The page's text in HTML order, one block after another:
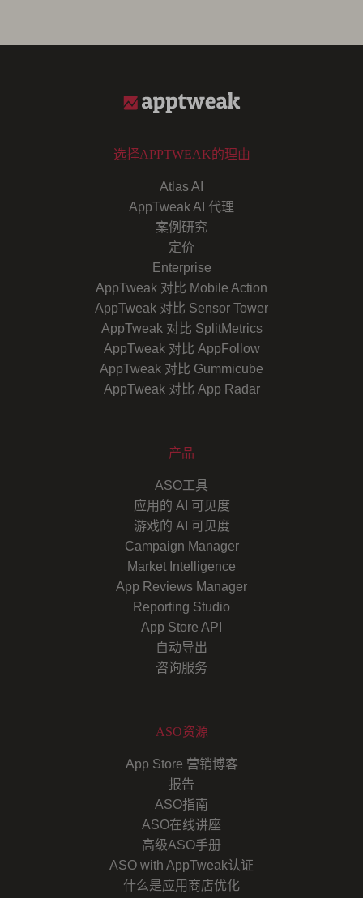
选择APPTWEAK的理由
Atlas AI
AppTweak AI 代理
案例研究
定价
Enterprise
AppTweak 对比 Mobile Action
AppTweak 对比 Sensor Tower
AppTweak 对比 SplitMetrics
AppTweak 对比 AppFollow
AppTweak 对比 Gummicube
AppTweak 对比 App Radar
产品
ASO工具
应用的 AI 可见度
游戏的 AI 可见度
Campaign Manager
Market Intelligence
App Reviews Manager
Reporting Studio
App Store API
自动导出
咨询服务
ASO资源
App Store 营销博客
报告
ASO指南
ASO在线讲座
高级ASO手册
ASO with AppTweak认证
什么是应用商店优化